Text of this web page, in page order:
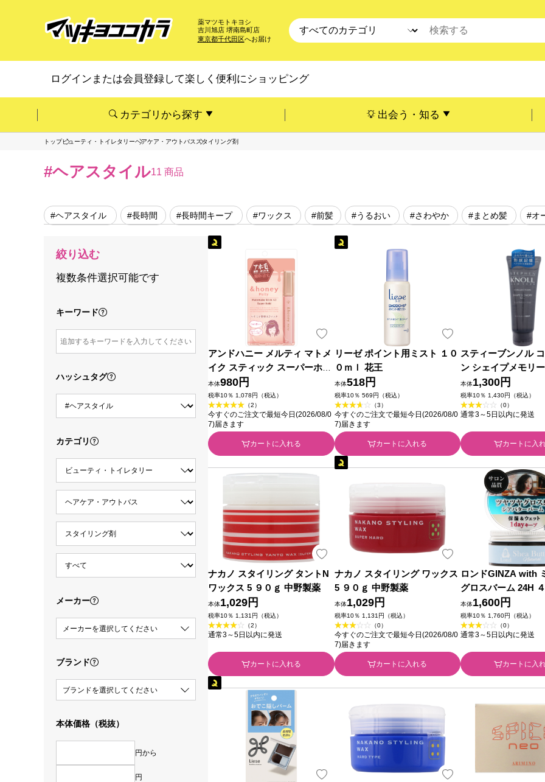
薬マツモトキヨシ
吉川旭店 堺南島町店
東京都千代田区へお届け
ログインまたは会員登録して楽しく便利にショッピング
カテゴリから探す 出会う・知る
トップビューティ・トイレタリーヘアケア・アウトバス スタイリング剤
#ヘアスタイル11 商品
#ヘアスタイル #長時間 #長時間キープ #ワックス #前髪 #うるおい #さわやか #まとめ髪 #オ
絞り込む
複数条件選択可能です
キーワード
ハッシュタグ
カテゴリ
メーカー
メーカーを選択してください
ブランド
ブランドを選択してください
本体価格（税抜）
円から
円
アンドハニー メルティ マトメ
イク スティック スーパーホー
ルド４．０ ９ｇ 株式会社ヴィ
ークレア
本体980円
税率10％ 1,078円（税込）
（2）
今すぐのご注文で最短今日(2026/08/0
7)届きます
カートに入れる
リーゼ ポイント用ミスト １０
０ｍｌ 花王
本体518円
税率10％ 569円（税込）
（3）
今すぐのご注文で最短今日(2026/08/0
7)届きます
カートに入れる
スティーブンノル
ン シェイプメモリ
２０ｇ コーセー
本体1,300円
税率10％ 1,430円（税込）
（0）
通常3～5日以内に発送
カートに入
ナカノ スタイリング タントN
ワックス 5 ９０ｇ 中野製薬
本体1,029円
税率10％ 1,131円（税込）
（2）
通常3～5日以内に発送
カートに入れる
ナカノ スタイリング ワックス
5 ９０ｇ 中野製薬
本体1,029円
税率10％ 1,131円（税込）
（0）
今すぐのご注文で最短今日(2026/08/0
7)届きます
カートに入れる
ロンドGINZA with
グロスバーム 24H
本体1,600円
税率10％ 1,760円（税込）
（0）
通常3～5日以内に発送
カートに入